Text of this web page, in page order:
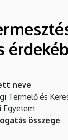
neve
és
Egyetem
összege